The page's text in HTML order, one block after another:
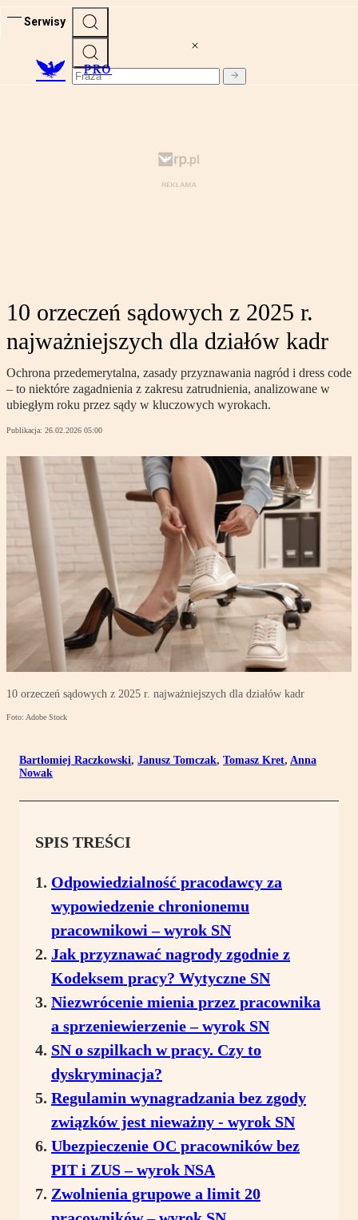
Serwisy
PRO
10 orzeczeń sądowych z 2025 r.
najważniejszych dla działów kadr
Ochrona przedemerytalna, zasady przyznawania nagród i dress code
– to niektóre zagadnienia z zakresu zatrudnienia, analizowane w
ubiegłym roku przez sądy w kluczowych wyrokach.
Publikacja: 26.02.2026 05:00
10 orzeczeń sądowych z 2025 r. najważniejszych dla działów kadr
Foto: Adobe Stock
Bartłomiej Raczkowski, Janusz Tomczak, Tomasz Kret, Anna
Nowak
SPIS TREŚCI
Odpowiedzialność pracodawcy za
wypowiedzenie chronionemu
pracownikowi – wyrok SN
Jak przyznawać nagrody zgodnie z
Kodeksem pracy? Wytyczne SN
Niezwrócenie mienia przez pracownika
a sprzeniewierzenie – wyrok SN
SN o szpilkach w pracy. Czy to
dyskryminacja?
Regulamin wynagradzania bez zgody
związków jest nieważny - wyrok SN
Ubezpieczenie OC pracowników bez
PIT i ZUS – wyrok NSA
Zwolnienia grupowe a limit 20